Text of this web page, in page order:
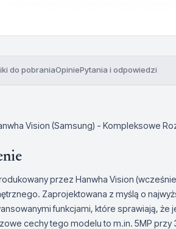
do pobraniaOpiniePytania i odpowiedzi
Vision (Samsung) - Kompleksowe
przez Hanwha Vision
Zaprojektowana z myślą o
funkcjami, które sprawiają,
cechy tego modelu to m.in. 5MP